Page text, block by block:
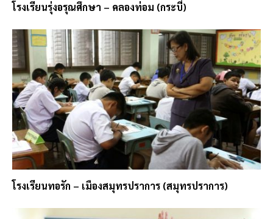
โรงเรียนรุ่งอรุณศึกษา – คลองท่อม (กระบี่)
โรงเรียนทอรัก – เมืองสมุทรปราการ (สมุทรปราการ)